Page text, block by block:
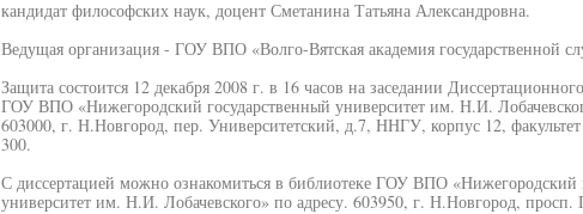
кандидат философских наук, доцент Сметанина Татьяна Александровна.
Ведущая организация - ГОУ ВПО «Волго-Вятская академия государственной
Защита состоится 12 декабря 2008 г. в 16 часов на заседании
ГОУ ВПО «Нижегородский государственный университет им. Н.И.
603000, г. Н.Новгород, пер. Университетский, д.7, ННГУ, корпус 12, факультет
300.
С диссертацией можно ознакомиться в библиотеке ГОУ ВПО «Нижегородский
университет им. Н.И. Лобачевского» по адресу. 603950, г. Н.Новгород, просп.